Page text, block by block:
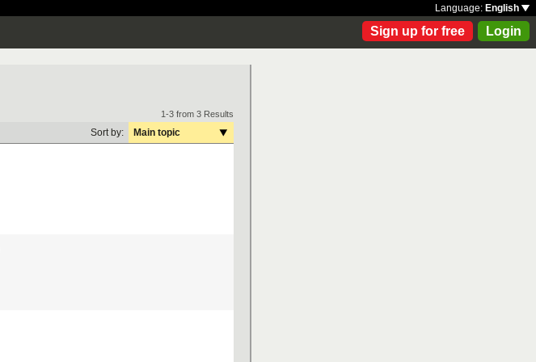
Language: English
Sign up for free Login
1-3 from 3 Results
Sort by: Main topic